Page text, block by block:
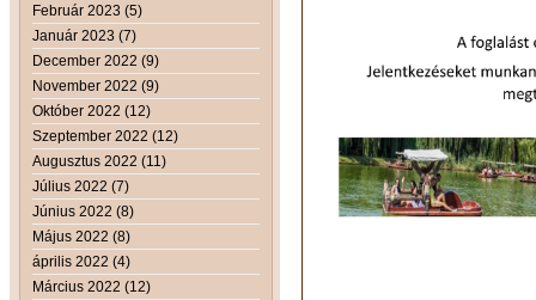
Február 2023 (5)
Január 2023 (7)
December 2022 (9)
November 2022 (9)
Október 2022 (12)
Szeptember 2022 (12)
Augusztus 2022 (11)
Július 2022 (7)
Június 2022 (8)
Május 2022 (8)
április 2022 (4)
Március 2022 (12)